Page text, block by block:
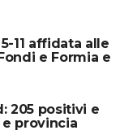
11 affidata alle
e Formia e
205 positivi e
provincia